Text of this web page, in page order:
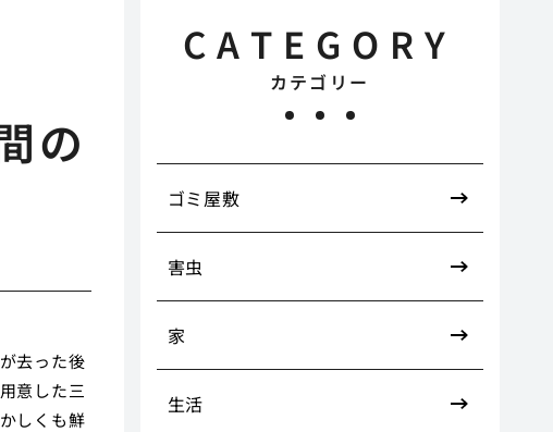
の
去った後
意した三
しくも鮮
CATEGORY
カテゴリー
ゴミ屋敷
害虫
家
生活